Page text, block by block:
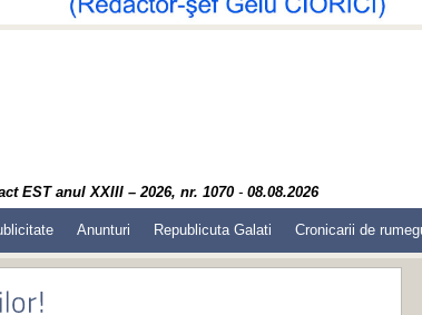
EST anul XXIII – 2026, nr. 1070 - 08.08.2026
Anunturi Republicuta Galati Cronicarii de